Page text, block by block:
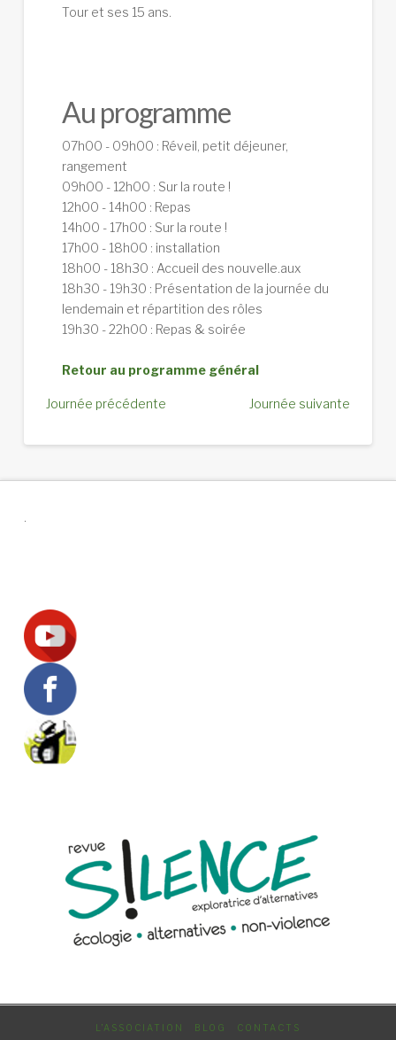
Tour et ses 15 ans.
Au programme
07h00 - 09h00 : Réveil, petit déjeuner,
rangement
09h00 - 12h00 : Sur la route !
12h00 - 14h00 : Repas
14h00 - 17h00 : Sur la route !
17h00 - 18h00 : installation
18h00 - 18h30 : Accueil des nouvelle.aux
18h30 - 19h30 : Présentation de la journée du
lendemain et répartition des rôles
19h30 - 22h00 : Repas & soirée
Retour au programme général
Journée précédente Journée suivante
L’ASSOCIATION BLOG CONTACTS